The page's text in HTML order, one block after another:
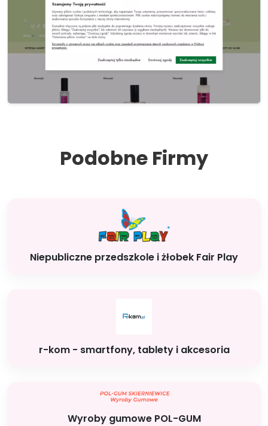
Podobne Firmy
Niepubliczne przedszkole i żłobek Fair Play
r-kom - smartfony, tablety i akcesoria
Wyroby gumowe POL-GUM